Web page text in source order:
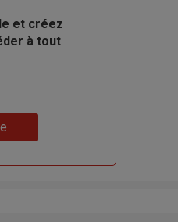
et créez
à tout